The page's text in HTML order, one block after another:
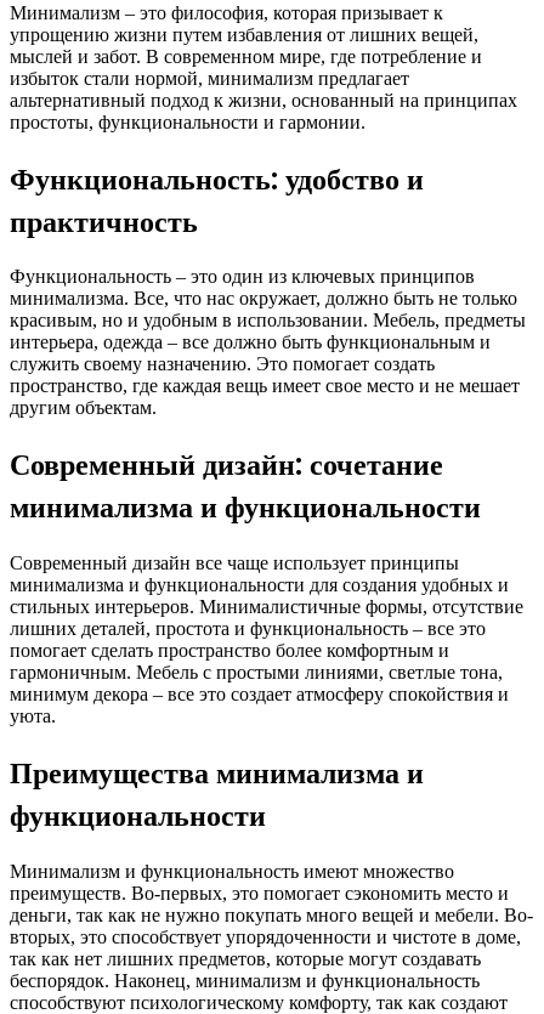
Минимализм – это философия, которая призывает к
упрощению жизни путем избавления от лишних вещей,
мыслей и забот. В современном мире, где потребление и
избыток стали нормой, минимализм предлагает
альтернативный подход к жизни, основанный на принципах
простоты, функциональности и гармонии.
Функциональность: удобство и
практичность
Функциональность – это один из ключевых принципов
минимализма. Все, что нас окружает, должно быть не только
красивым, но и удобным в использовании. Мебель, предметы
интерьера, одежда – все должно быть функциональным и
служить своему назначению. Это помогает создать
пространство, где каждая вещь имеет свое место и не мешает
другим объектам.
Современный дизайн: сочетание
минимализма и функциональности
Современный дизайн все чаще использует принципы
минимализма и функциональности для создания удобных и
стильных интерьеров. Минималистичные формы, отсутствие
лишних деталей, простота и функциональность – все это
помогает сделать пространство более комфортным и
гармоничным. Мебель с простыми линиями, светлые тона,
минимум декора – все это создает атмосферу спокойствия и
уюта.
Преимущества минимализма и
функциональности
Минимализм и функциональность имеют множество
преимуществ. Во-первых, это помогает сэкономить место и
деньги, так как не нужно покупать много вещей и мебели. Во-
вторых, это способствует упорядоченности и чистоте в доме,
так как нет лишних предметов, которые могут создавать
беспорядок. Наконец, минимализм и функциональность
способствуют психологическому комфорту, так как создают